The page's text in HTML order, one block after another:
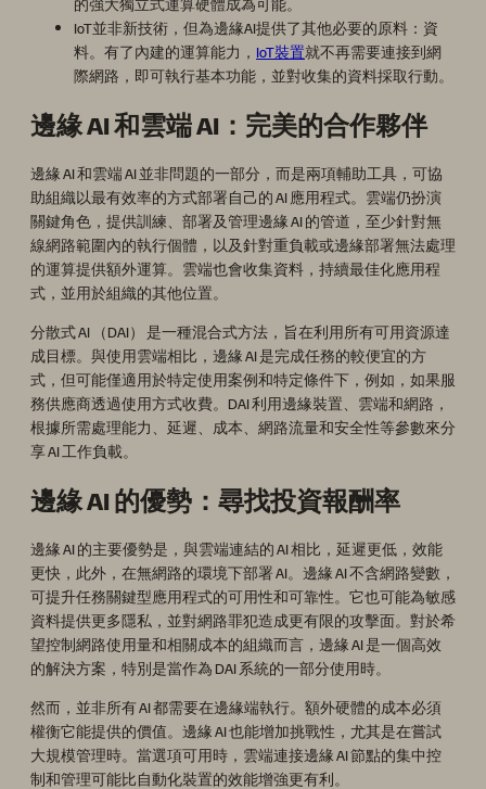
IoT並非新技術，但為邊緣AI提供了其他必要的原料：資
料。有了內建的運算能力， IoT裝置就不再需要連接到網
際網路，即可執行基本功能，並對收集的資料採取行動。
邊緣 AI 和雲端 AI：完美的合作夥伴
邊緣 AI 和雲端 AI 並非問題的一部分，而是兩項輔助工具，可協
助組織以最有效率的方式部署自己的 AI 應用程式。雲端仍扮演
關鍵角色，提供訓練、部署及管理邊緣 AI 的管道，至少針對無
線網路範圍內的執行個體，以及針對重負載或邊緣部署無法處理
的運算提供額外運算。雲端也會收集資料，持續最佳化應用程
式，並用於組織的其他位置。
分散式 AI （DAI） 是一種混合式方法，旨在利用所有可用資源達
成目標。與使用雲端相比，邊緣 AI 是完成任務的較便宜的方
式，但可能僅適用於特定使用案例和特定條件下，例如，如果服
務供應商透過使用方式收費。DAI 利用邊緣裝置、雲端和網路，
根據所需處理能力、延遲、成本、網路流量和安全性等參數來分
享 AI 工作負載。
邊緣 AI 的優勢：尋找投資報酬率
邊緣 AI 的主要優勢是，與雲端連結的 AI 相比，延遲更低，效能
更快，此外，在無網路的環境下部署 AI。邊緣 AI 不含網路變數，
可提升任務關鍵型應用程式的可用性和可靠性。它也可能為敏感
資料提供更多隱私，並對網路罪犯造成更有限的攻擊面。對於希
望控制網路使用量和相關成本的組織而言，邊緣 AI 是一個高效
的解決方案，特別是當作為 DAI 系統的一部分使用時。
然而，並非所有 AI 都需要在邊緣端執行。額外硬體的成本必須
權衡它能提供的價值。邊緣 AI 也能增加挑戰性，尤其是在嘗試
大規模管理時。當選項可用時，雲端連接邊緣 AI 節點的集中控
制和管理可能比自動化裝置的效能增強更有利。